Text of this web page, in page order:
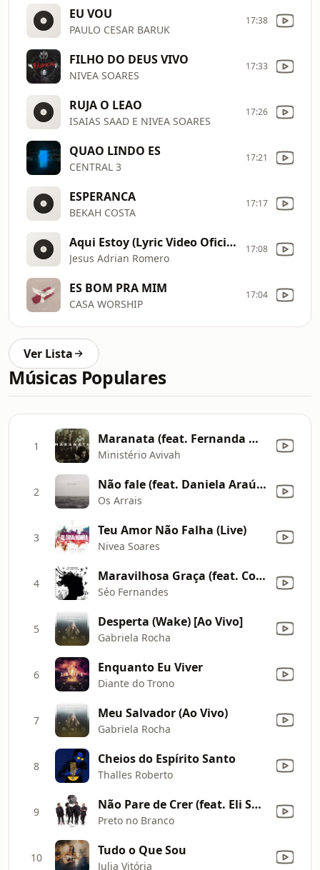
EU VOU
PAULO CESAR BARUK
17:38
FILHO DO DEUS VIVO
NIVEA SOARES
17:33
RUJA O LEAO
ISAIAS SAAD E NIVEA SOARES
17:26
QUAO LINDO ES
CENTRAL 3
17:21
ESPERANCA
BEKAH COSTA
17:17
Aqui Estoy (Lyric Video Oficial) #ElAireDeTuCasa20Aniversario
Jesus Adrian Romero
17:08
ES BOM PRA MIM
CASA WORSHIP
17:04
Ver Lista
Músicas Populares
1 Maranata (feat. Fernanda Madaloni) [Acústico]
Ministério Avivah
2 Não fale (feat. Daniela Araújo)
Os Arrais
3 Teu Amor Não Falha (Live)
Nivea Soares
4 Maravilhosa Graça (feat. Coscarque)
Séo Fernandes
5 Desperta (Wake) [Ao Vivo]
Gabriela Rocha
6 Enquanto Eu Viver
Diante do Trono
7 Meu Salvador (Ao Vivo)
Gabriela Rocha
8 Cheios do Espírito Santo
Thalles Roberto
9 Não Pare de Crer (feat. Eli Soares)
Preto no Branco
10 Tudo o Que Sou
Julia Vitória